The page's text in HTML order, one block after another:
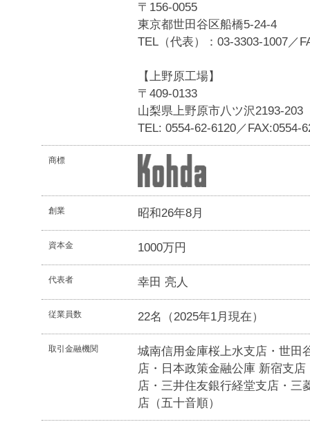
〒156-0055
東京都世田谷区船橋5-24-4
TEL（代表）：03-3303-1007／
【上野原工場】
〒409-0133
山梨県上野原市八ツ沢2193-203
TEL: 0554-62-6120／FAX:0554-
商標
創業 昭和26年8月
資本金 1000万円
代表者 幸田 亮人
従業員数 22名（2025年1月現在）
取引金融機関
城南信用金庫桜上水支店・世田
店・日本政策金融公庫 新宿支
店・三井住友銀行経堂支店・三
店 （五十音順）